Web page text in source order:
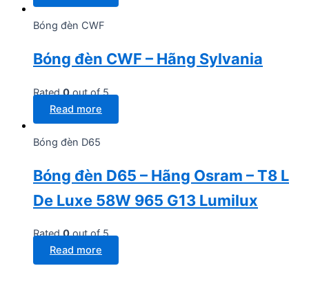
Bóng đèn CWF
Bóng đèn CWF – Hãng Sylvania
Rated0out of 5
Read more
Bóng đèn D65
Bóng đèn D65 – Hãng Osram – T8 L
De Luxe 58W 965 G13 Lumilux
Rated0out of 5
Read more